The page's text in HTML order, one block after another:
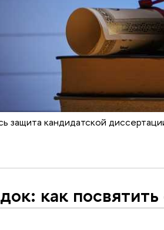
защита кандидатской
как посвятить